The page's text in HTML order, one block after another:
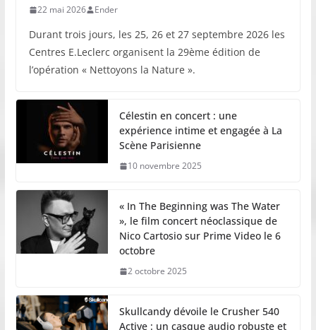
22 mai 2026 Ender
Durant trois jours, les 25, 26 et 27 septembre 2026 les
Centres E.Leclerc organisent la 29ème édition de
l’opération « Nettoyons la Nature ».
Célestin en concert : une
expérience intime et engagée à La
Scène Parisienne
10 novembre 2025
« In The Beginning was The Water
», le film concert néoclassique de
Nico Cartosio sur Prime Video le 6
octobre
2 octobre 2025
Skullcandy dévoile le Crusher 540
Active : un casque audio robuste et